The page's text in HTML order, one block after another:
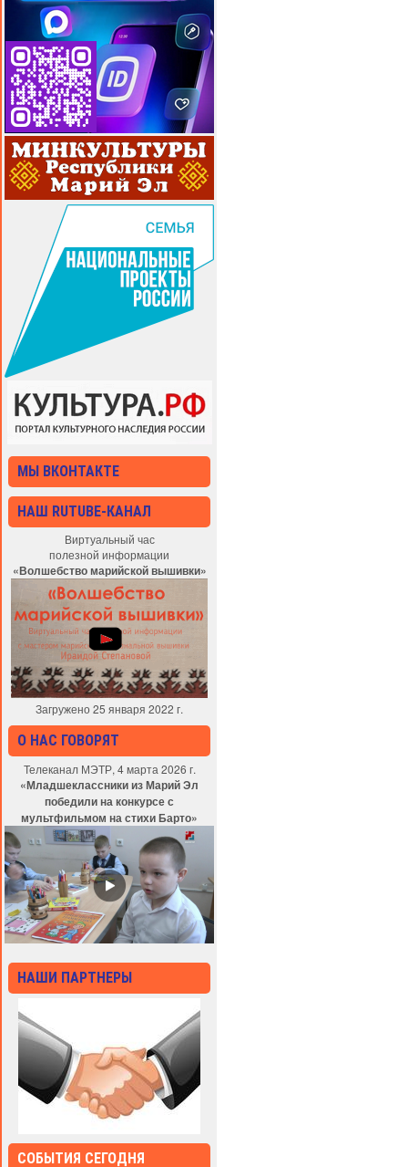
МЫ ВКОНТАКТЕ
НАШ RUTUBE-КАНАЛ
Виртуальный час
полезной информации
«Волшебство марийской вышивки»
Загружено 25 января 2022 г.
О НАС ГОВОРЯТ
Телеканал МЭТР, 4 марта 2026 г.
«Младшеклассники из Марий Эл
победили на конкурсе с
мультфильмом на стихи Барто»
НАШИ ПАРТНЕРЫ
СОБЫТИЯ СЕГОДНЯ